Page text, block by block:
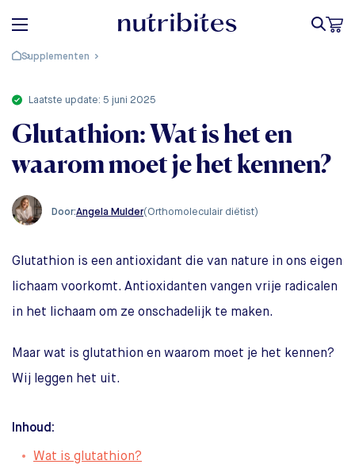
Supplementen
laatste update: 5 juni 2025
Glutathion: Wat is het en
waarom moet je het kennen?
Door:Angela Mulder(Orthomoleculair diëtist)
Glutathion is een antioxidant die van nature in ons eigen
lichaam voorkomt. Antioxidanten vangen vrije radicalen
in het lichaam om ze onschadelijk te maken.
Maar wat is glutathion en waarom moet je het kennen?
Wij leggen het uit.
Inhoud:
Wat is glutathion?